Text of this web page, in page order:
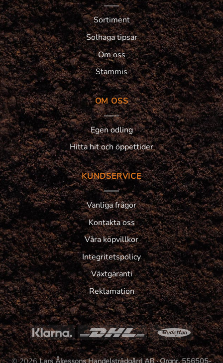
Sortiment
Solhaga tipsar
Om oss
Stammis
OM OSS
Egen odling
Hitta hit och öppettider
KUNDSERVICE
Vanliga frågor
Kontakta oss
Våra köpvillkor
Integritetspolicy
Växtgaranti
Reklamation
© 2026Lars Åkessons Handelsträdgård AB · Orgnr. 556505-